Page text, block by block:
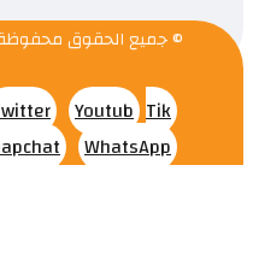
© جميع الحقوق
Youtub Tik
WhatsApp